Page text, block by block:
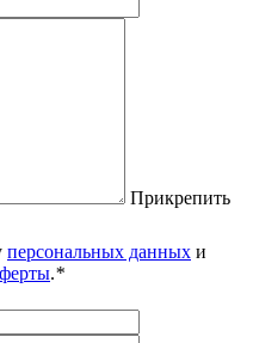
Прикрепить
персональных данных и
.*